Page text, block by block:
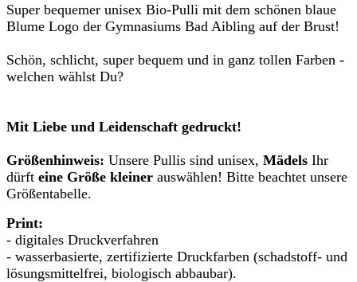
Super bequemer unisex Bio-Pulli mit dem schönen blaue
Blume Logo der Gymnasiums Bad Aibling auf der Brust!
Schön, schlicht, super bequem und in ganz tollen Farben -
welchen wählst Du?
Mit Liebe und Leidenschaft gedruckt!
Größenhinweis: Unsere Pullis sind unisex, Mädels Ihr
dürft eine Größe kleiner auswählen! Bitte beachtet unsere
Größentabelle.
Print:
- digitales Druckverfahren
- wasserbasierte, zertifizierte Druckfarben (schadstoff- und
lösungsmittelfrei, biologisch abbaubar).